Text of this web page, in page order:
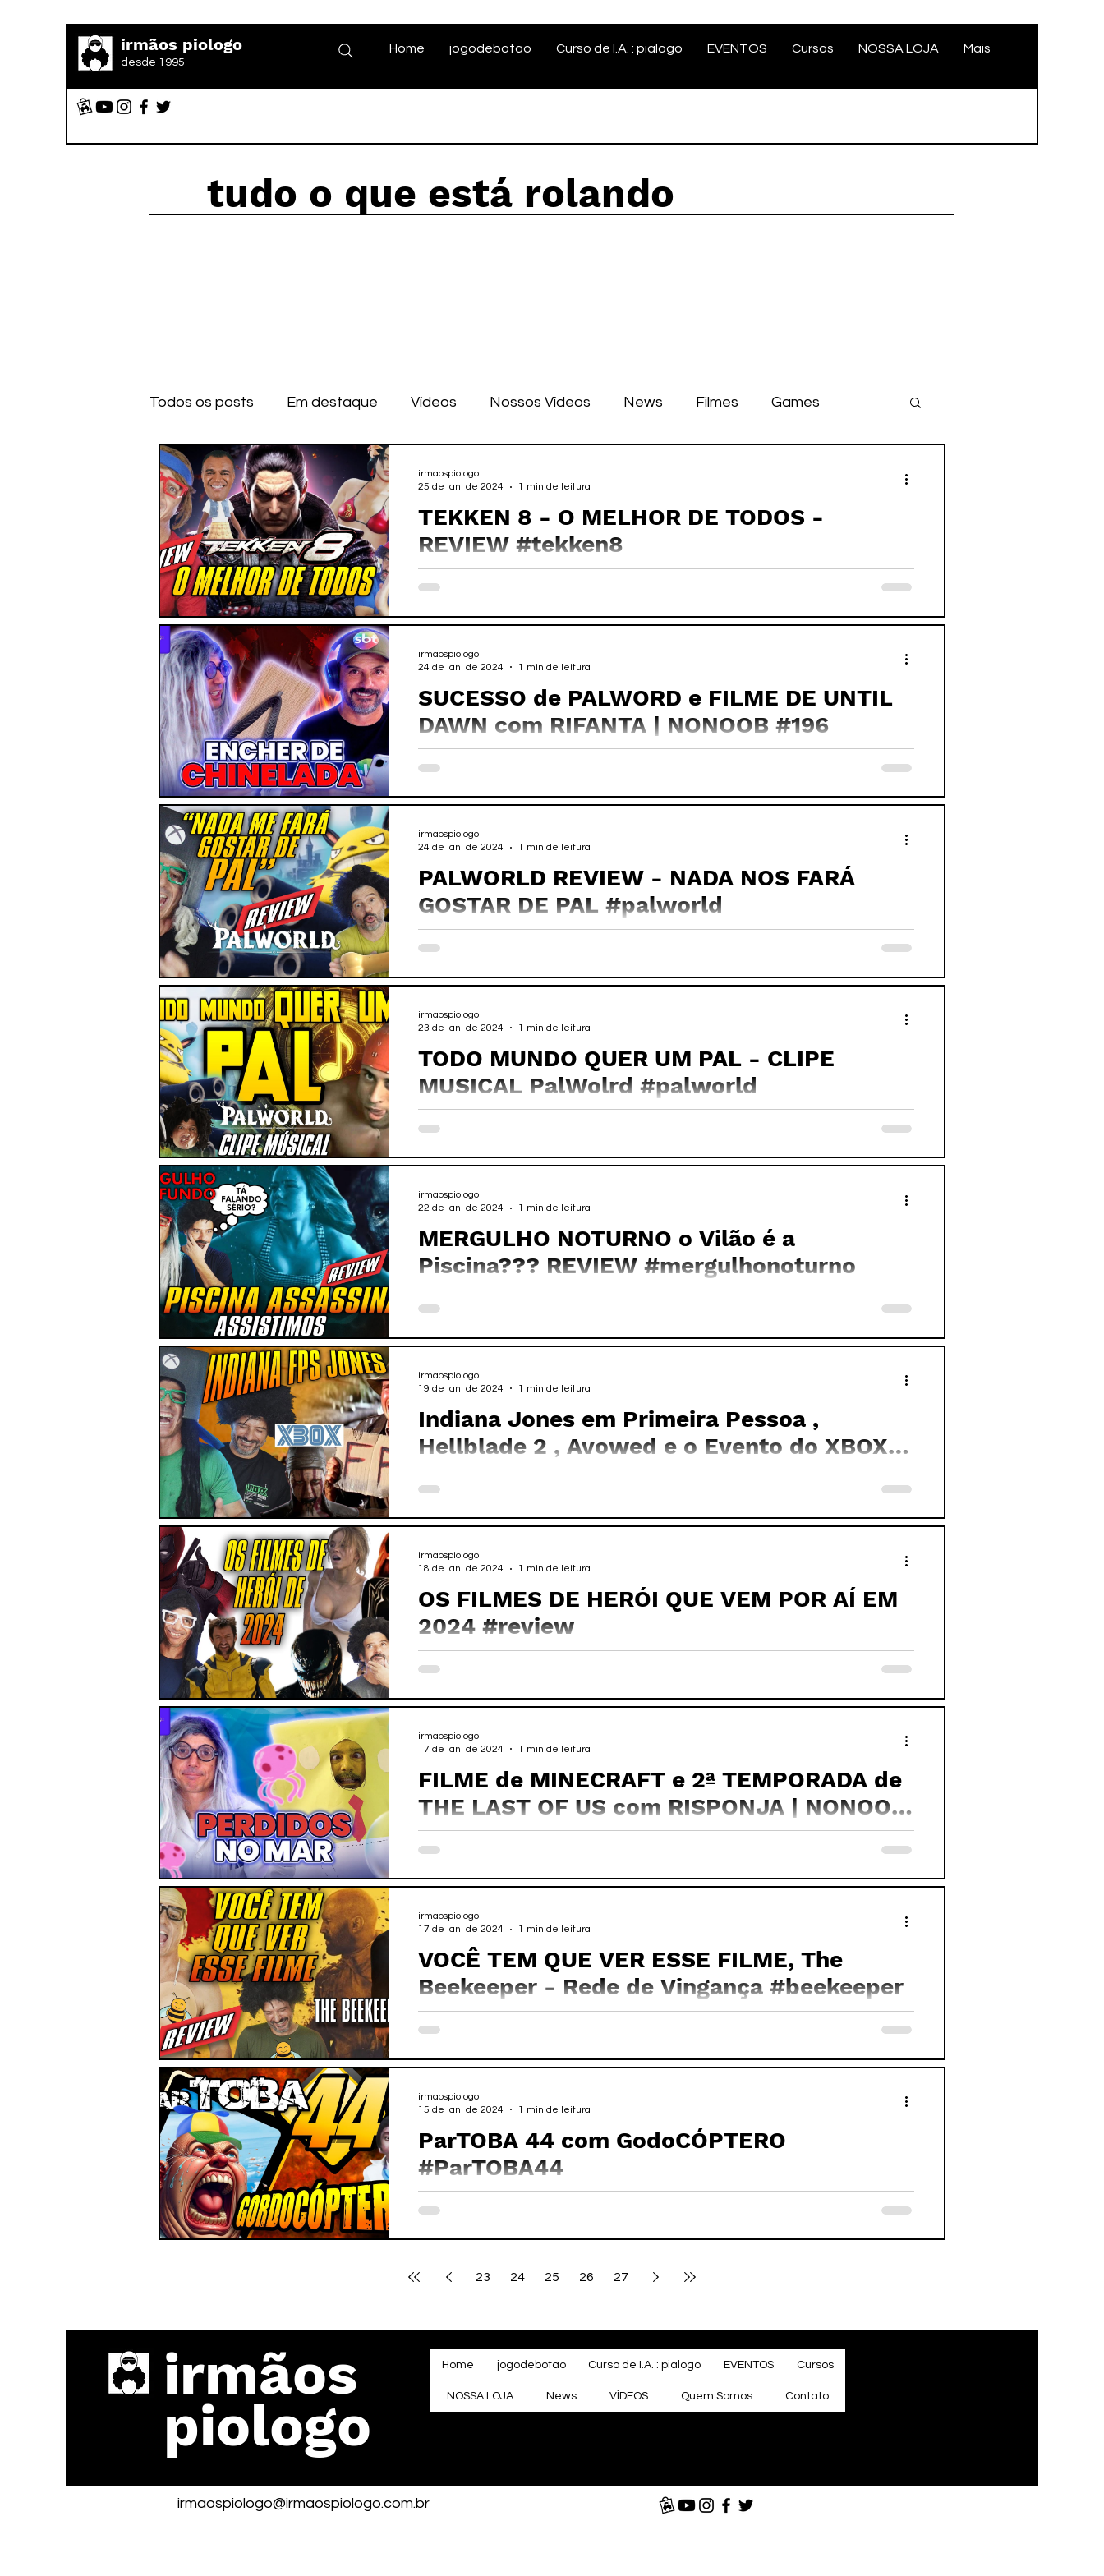
irmãos piologo
desde 1995
Home jogodebotao Curso de I.A. : pialogo EVENTOS Cursos NOSSA LOJA Mais
tudo o que está rolando
Todos os posts Em destaque Vídeos Nossos Vídeos News Filmes Games
Anime Series Desenhos Tecnologia
IOS IOS A CELULAR games
TEKKEN 8 - O MELHOR DE TODOS -
REVIEW #tekken8
irmaospiologo
25 de jan. de 2024
1 min de leitura
SUCESSO de PALWORD e FILME DE UNTIL
DAWN com RIFANTA | NONOOB #196
irmaospiologo
24 de jan. de 2024
1 min de leitura
PALWORLD REVIEW - NADA NOS FARÁ
GOSTAR DE PAL #palworld
irmaospiologo
24 de jan. de 2024
1 min de leitura
TODO MUNDO QUER UM PAL - CLIPE
MUSICAL PalWolrd #palworld
irmaospiologo
23 de jan. de 2024
1 min de leitura
MERGULHO NOTURNO o Vilão é a
Piscina??? REVIEW #mergulhonoturno
irmaospiologo
22 de jan. de 2024
1 min de leitura
Indiana Jones em Primeira Pessoa ,
Hellblade 2 , Avowed e o Evento do XBOX
#indianajones
irmaospiologo
19 de jan. de 2024
1 min de leitura
OS FILMES DE HERÓI QUE VEM POR AÍ EM
2024 #review
irmaospiologo
18 de jan. de 2024
1 min de leitura
FILME de MINECRAFT e 2ª TEMPORADA de
THE LAST OF US com RISPONJA | NONOOB
#195
irmaospiologo
17 de jan. de 2024
1 min de leitura
VOCÊ TEM QUE VER ESSE FILME, The
Beekeeper - Rede de Vingança #beekeeper
irmaospiologo
17 de jan. de 2024
1 min de leitura
ParTOBA 44 com GodoCÓPTERO
#ParTOBA44
irmaospiologo
15 de jan. de 2024
1 min de leitura
23 24 25 26 27
irmãos
piologo
Home jogodebotao Curso de I.A. : pialogo EVENTOS Cursos
NOSSA LOJA News VÍDEOS Quem Somos Contato
irmaospiologo@irmaospiologo.com.br